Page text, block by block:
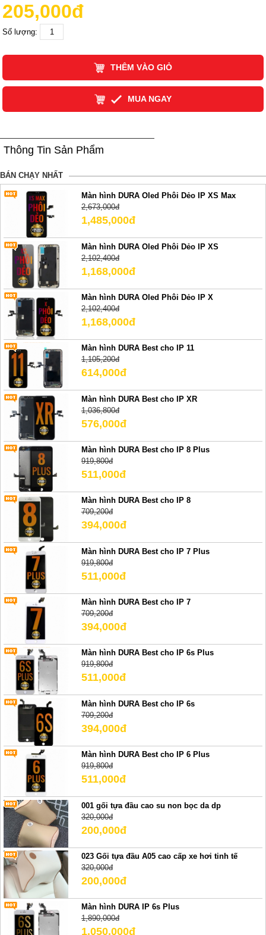
205,000đ
Số lượng:
THÊM VÀO GIỎ
MUA NGAY
Thông Tin Sản Phẩm
BÁN CHẠY NHẤT
Màn hình DURA Oled Phôi Dẻo IP XS Max
2,673,000đ
1,485,000đ
Màn hình DURA Oled Phôi Dẻo IP XS
2,102,400đ
1,168,000đ
Màn hình DURA Oled Phôi Dẻo IP X
2,102,400đ
1,168,000đ
Màn hình DURA Best cho IP 11
1,105,200đ
614,000đ
Màn hình DURA Best cho IP XR
1,036,800đ
576,000đ
Màn hình DURA Best cho IP 8 Plus
919,800đ
511,000đ
Màn hình DURA Best cho IP 8
709,200đ
394,000đ
Màn hình DURA Best cho IP 7 Plus
919,800đ
511,000đ
Màn hình DURA Best cho IP 7
709,200đ
394,000đ
Màn hình DURA Best cho IP 6s Plus
919,800đ
511,000đ
Màn hình DURA Best cho IP 6s
709,200đ
394,000đ
Màn hình DURA Best cho IP 6 Plus
919,800đ
511,000đ
001 gối tựa đầu cao su non bọc da dp
320,000đ
200,000đ
023 Gối tựa đầu A05 cao cấp xe hơi tinh tế
320,000đ
200,000đ
Màn hình DURA IP 6s Plus
1,890,000đ
1,050,000đ